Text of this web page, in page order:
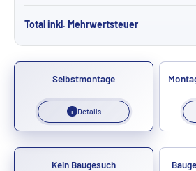
Total inkl. Mehrwertsteuer
Selbstmontage
i Details
Kein Baugesuch